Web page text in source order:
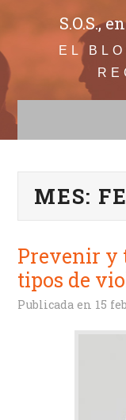
S.O.S.,
EL
Todos
Adolescentes
Bullying
Infancia
Familia en
Conductas
Actividades
MES:
Prevenir y
tipos de
Publicada en 15